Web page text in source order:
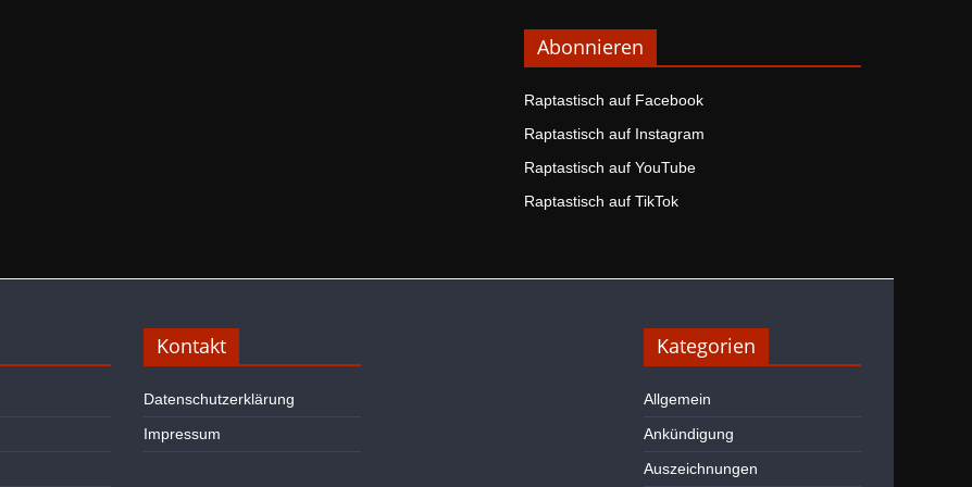
Abonnieren
Raptastisch auf Facebook
Raptastisch auf Instagram
Raptastisch auf YouTube
Raptastisch auf TikTok
Kontakt
Datenschutzerklärung
Impressum
Kategorien
Allgemein
Ankündigung
Auszeichnungen